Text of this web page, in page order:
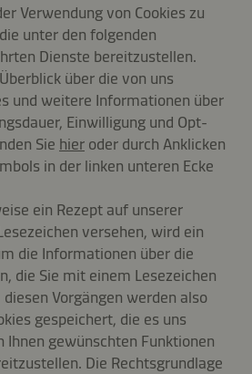
Verwendung von Cookies zu
unter den folgenden
Dienste bereitzustellen.
über die von uns
und weitere Informationen über
Einwilligung und Opt-
Sie hier oder durch Anklicken
in der linken unteren Ecke
ein Rezept auf unserer
versehen, wird ein
die Informationen über die
die Sie mit einem Lesezeichen
Vorgängen werden also
gespeichert, die es uns
Ihnen gewünschten Funktionen
Die Rechtsgrundlage